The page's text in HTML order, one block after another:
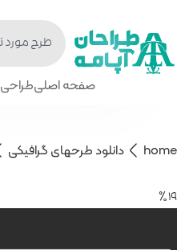
صفحه اصلیطراحی
home دانلود طرحهای گرافیکی
19 ٪